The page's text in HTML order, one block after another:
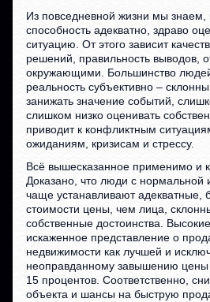
Из повседневной жизни мы знаем,
способность адекватно, здраво
ситуацию. От этого зависит
решений, правильность выводов,
окружающими. Большинство
реальность субъективно –
занижать значение событий,
слишком низко оценивать
приводит к конфликтным
ожиданиям, кризисам и стрессу.
Всё вышесказанное применимо и
Доказано, что люди с нормальной
чаще устанавливают адекватные,
стоимости цены, чем лица,
собственные достоинства.
искаженное представление о
недвижимости как лучшей и
неоправданному завышению цены
15 процентов. Соответственно,
объекта и шансы на быструю